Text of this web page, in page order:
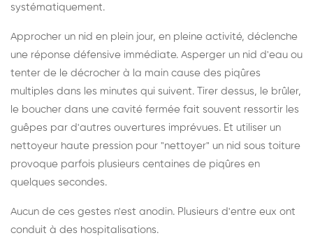
systématiquement.
Approcher un nid en plein jour, en pleine activité, déclenche
une réponse défensive immédiate. Asperger un nid d'eau ou
tenter de le décrocher à la main cause des piqûres
multiples dans les minutes qui suivent. Tirer dessus, le brûler,
le boucher dans une cavité fermée fait souvent ressortir les
guêpes par d'autres ouvertures imprévues. Et utiliser un
nettoyeur haute pression pour "nettoyer" un nid sous toiture
provoque parfois plusieurs centaines de piqûres en
quelques secondes.
Aucun de ces gestes n'est anodin. Plusieurs d'entre eux ont
conduit à des hospitalisations.